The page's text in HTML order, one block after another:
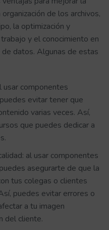
de los archivos,
la optimización y
y el conocimiento en
datos. Algunas de estas
usar componentes
evitar tener que
varias veces. Así,
que puedes dedicar a
al usar componentes
asegurarte de que la
tus colegas o clientes
puedes evitar errores o
a tu imagen
del cliente.